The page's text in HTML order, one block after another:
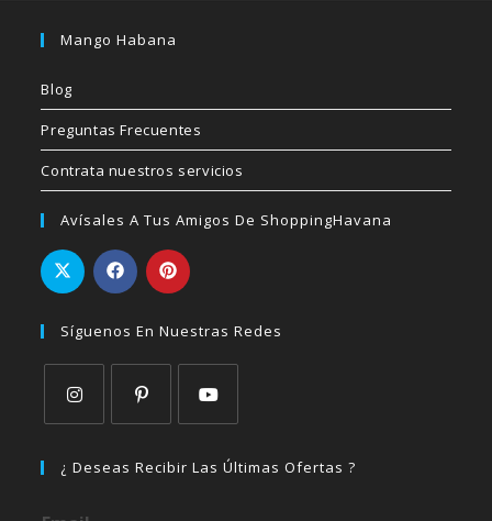
Mango Habana
Blog
Preguntas Frecuentes
Contrata nuestros servicios
Avísales A Tus Amigos De ShoppingHavana
Síguenos En Nuestras Redes
abre
abre
abre
¿ Deseas Recibir Las Últimas Ofertas ?